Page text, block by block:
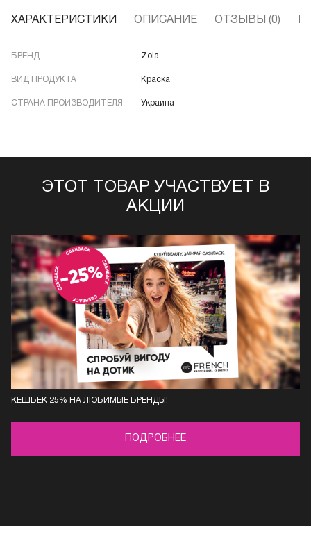
ХАРАКТЕРИСТИКИ ОПИСАНИЕ ОТЗЫВЫ (0)
БРЕНД Zola
ВИД ПРОДУКТА Краска
СТРАНА ПРОИЗВОДИТЕЛЯ Украина
ЭТОТ ТОВАР УЧАСТВУЕТ В
АКЦИИ
КЕШБЕК 25% НА ЛЮБИМЫЕ БРЕНДЫ!
ПОДРОБНЕЕ